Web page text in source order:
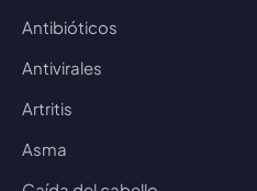
Antibióticos
Antivirales
Artritis
Asma